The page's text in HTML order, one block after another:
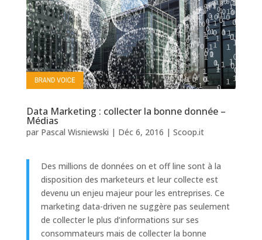
Data Marketing : collecter la bonne donnée –
Médias
par Pascal Wisniewski | Déc 6, 2016 | Scoop.it
Des millions de données on et off line sont à la
disposition des marketeurs et leur collecte est
devenu un enjeu majeur pour les entreprises. Ce
marketing data-driven ne suggère pas seulement
de collecter le plus d’informations sur ses
consommateurs mais de collecter la bonne